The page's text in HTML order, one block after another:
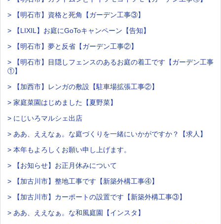
> 【明石市】資格と死角【ガーデン工事③】
> 【LIXIL】お庭にGoToキャンペーン【告知】
> 【明石市】夢と反省【ガーデン工事②】
> 【明石市】目隠しフェンスのあるお庭の着工です【ガーデン工事
①】
> 【加西市】レンガの敷設【駐車場拡張工事②】
> 家庭菜園はじめました【夏野菜】
> にじいろマルシェ出店
> ああ、ええなぁ。な庭づくりを一緒にいかがですか？【求人】
> 本年もよろしくお願い申し上げます。
> 【お知らせ】お正月休みについて
> 【加古川市】整地工事です【新築外構工事④】
> 【加古川市】カーポートの設置です【新築外構工事③】
> ああ、ええなぁ。な和風庭園【インスタ】